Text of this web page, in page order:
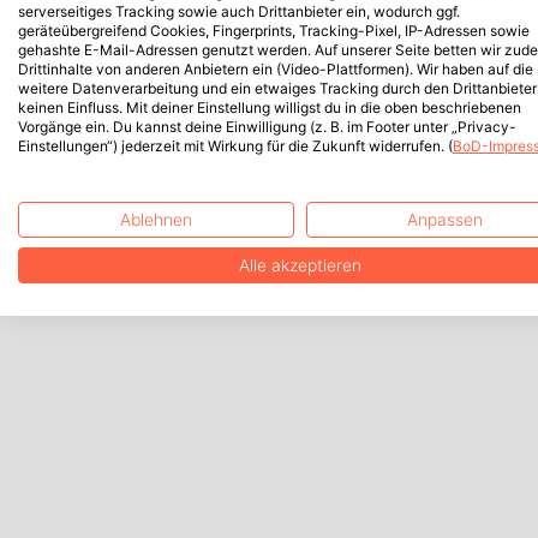
serverseitiges Tracking sowie auch Drittanbieter ein, wodurch ggf.
geräteübergreifend Cookies, Fingerprints, Tracking-Pixel, IP-Adressen sowie
gehashte E-Mail-Adressen genutzt werden. Auf unserer Seite betten wir
Drittinhalte von anderen Anbietern ein (Video-Plattformen). Wir haben auf die
weitere Datenverarbeitung und ein etwaiges Tracking durch den Drittanbieter
keinen Einfluss. Mit deiner Einstellung willigst du in die oben beschriebenen
Vorgänge ein. Du kannst deine Einwilligung (z. B. im Footer unter „Privacy-
Einstellungen“) jederzeit mit Wirkung für die Zukunft widerrufen. (BoD-
Ablehnen Anpassen
Alle akzeptieren